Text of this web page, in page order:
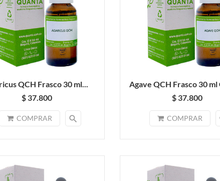
QCH Frasco 30 ml...
$ 37.800
COMPRAR search
Agave QCH Frasco 30
$ 37.800
COMPRAR